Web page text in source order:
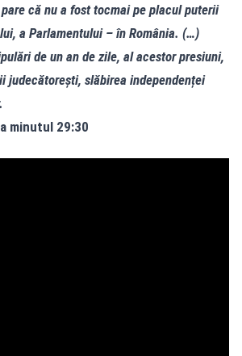
că nu a fost tocmai pe placul puterii
a Parlamentului – în România. (…)
de un an de zile, al acestor presiuni,
judecătorești, slăbirea independenței
minutul 29:30